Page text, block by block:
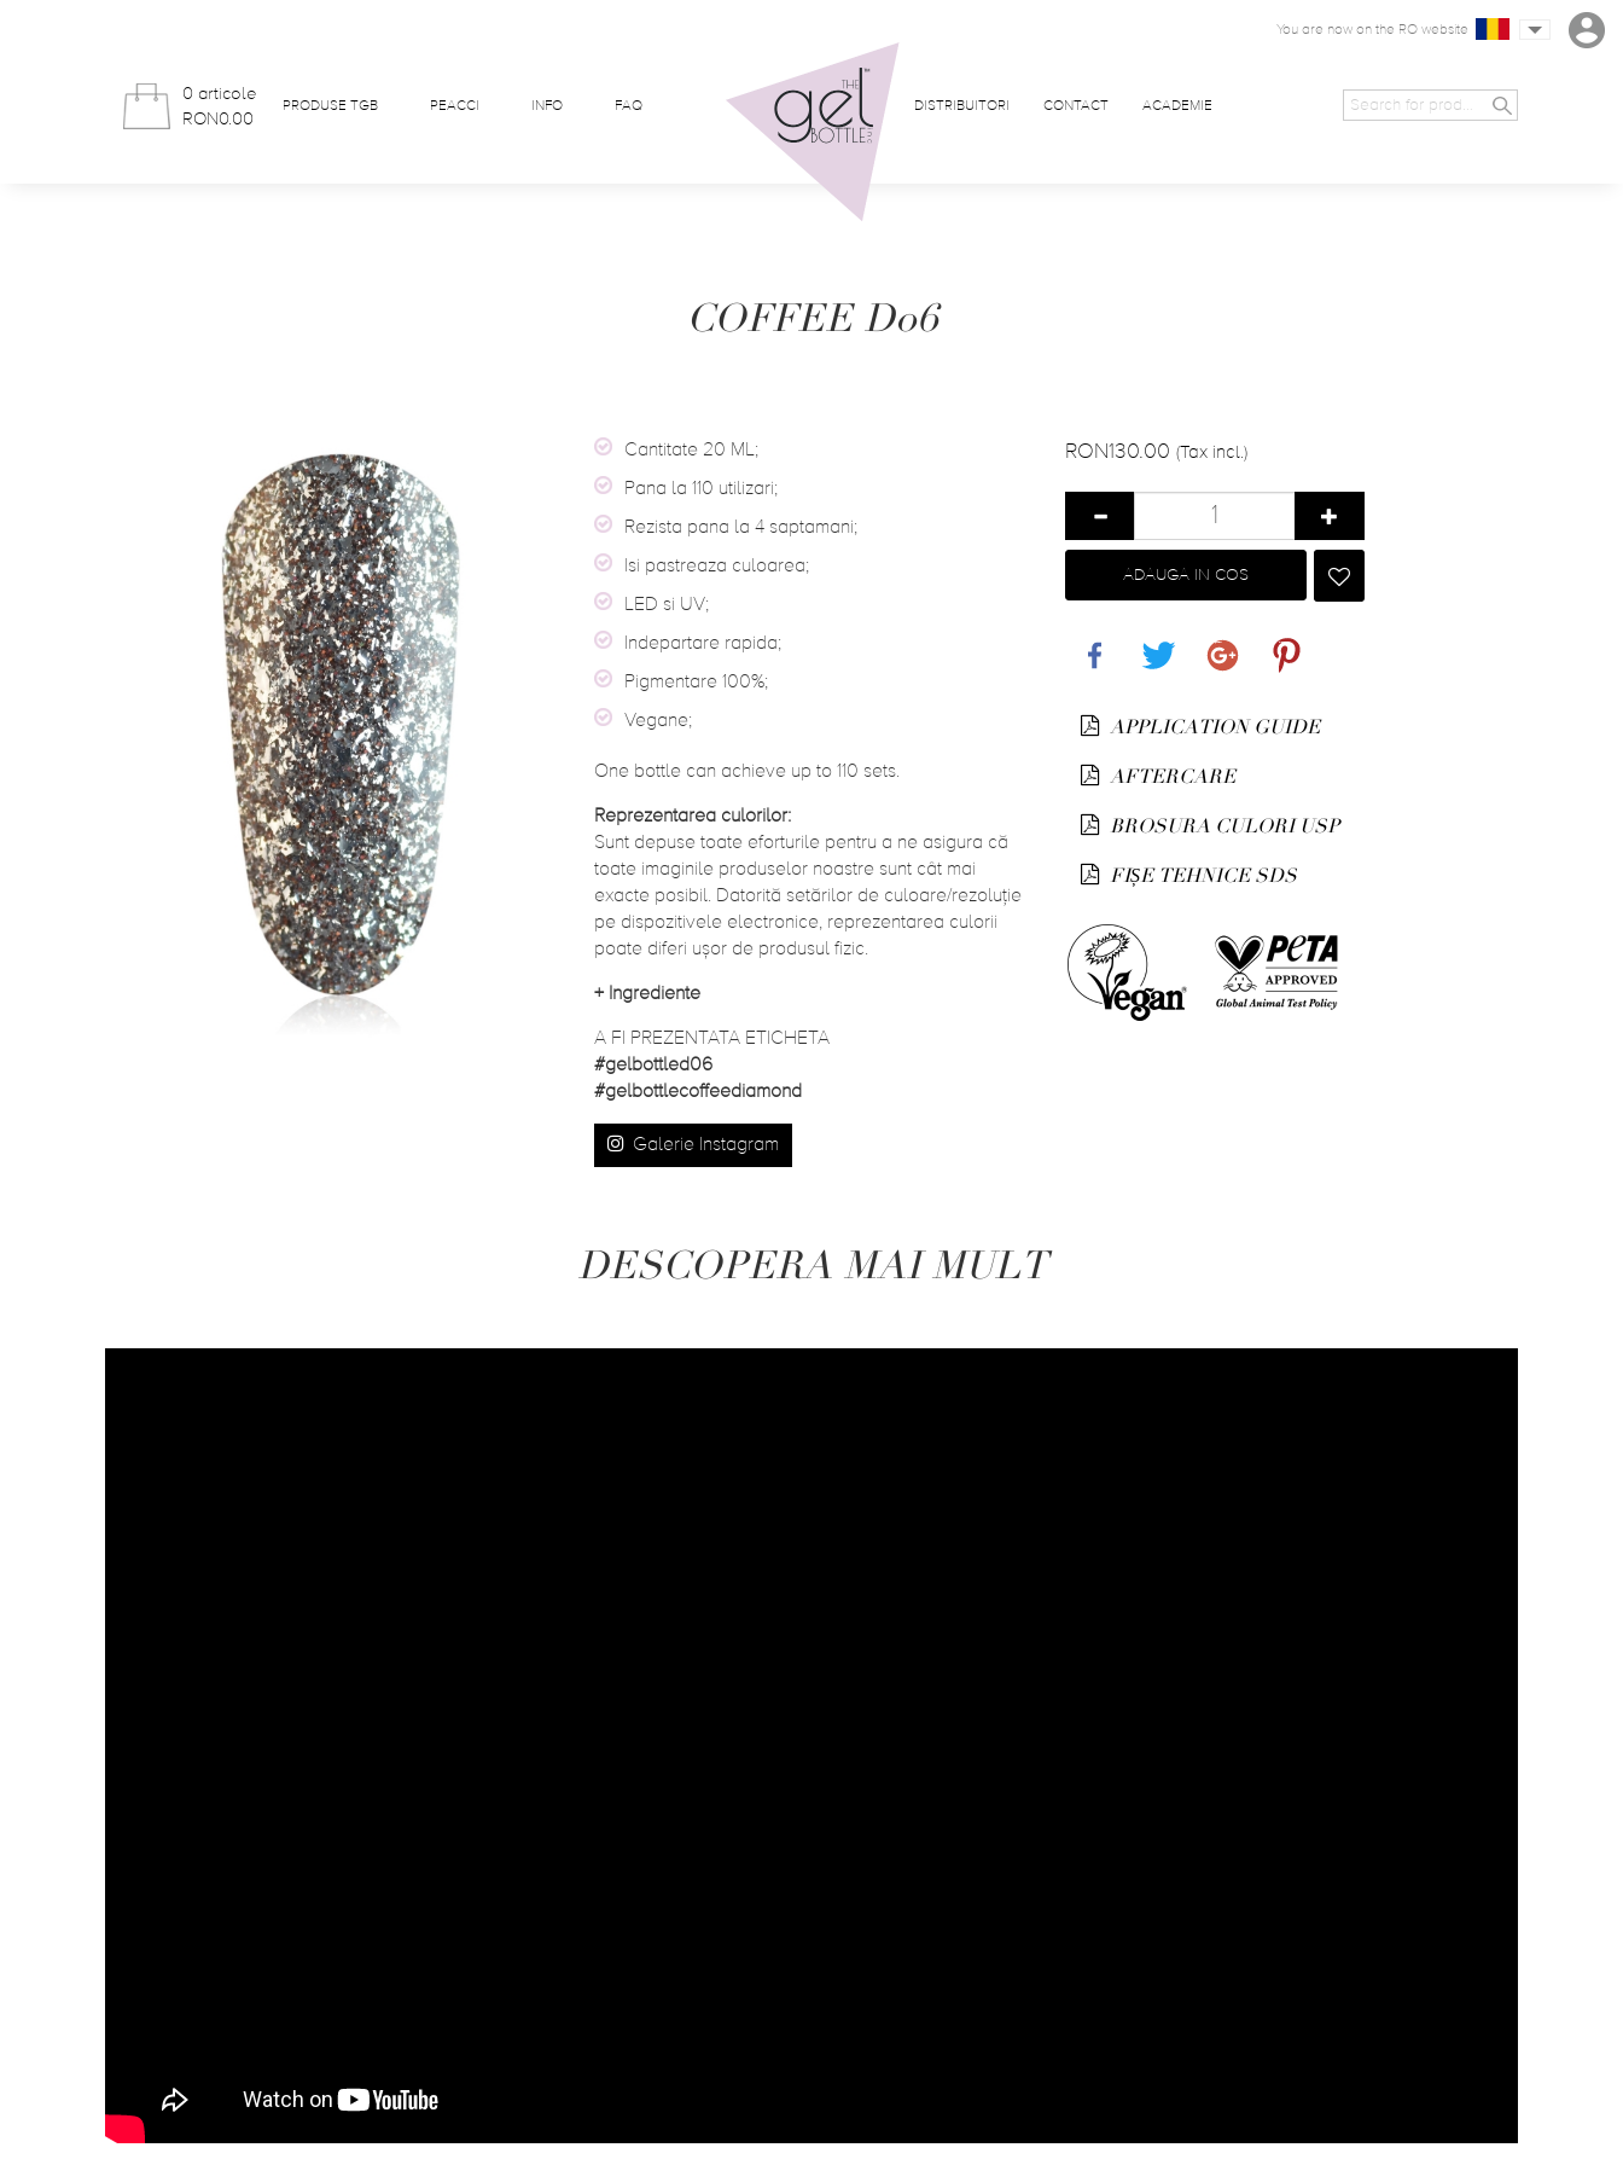
0 articole
RON0.00
PRODUSE TGB PEACCI INFO FAQ DISTRIBUITORI CONTACT ACADEMIE
You are now on the RO website
COFFEE D06
Cantitate 20 ML;
Pana la 110 utilizari;
Rezista pana la 4 saptamani;
Isi pastreaza culoarea;
LED si UV;
Indepartare rapida;
Pigmentare 100%;
Vegane;
One bottle can achieve up to 110 sets.
Reprezentarea culorilor:
Sunt depuse toate eforturile pentru a ne asigura că
toate imaginile produselor noastre sunt cât mai
exacte posibil. Datorită setărilor de culoare/rezoluție
pe dispozitivele electronice, reprezentarea culorii
poate diferi ușor de produsul fizic.
+ Ingrediente
A FI PREZENTATA ETICHETA
#gelbottled06
#gelbottlecoffeediamond
Galerie Instagram
RON130.00 (Tax incl.)
ADAUGA IN COS
APPLICATION GUIDE
AFTERCARE
BROSURA CULORI USP
FIȘE TEHNICE SDS
DESCOPERA MAI MULT